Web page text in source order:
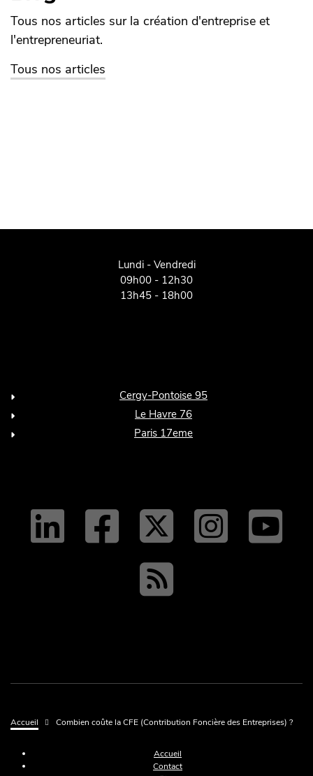
Tous nos articles sur la création d'entreprise et
l'entrepreneuriat.
Tous nos articles
Lundi - Vendredi
09h00 - 12h30
13h45 - 18h00
Cergy-Pontoise 95
Le Havre 76
Paris 17eme
linkedin
RSS
Fil d'Ariane
Accueil Combien coûte la CFE (Contribution Foncière des Entreprises) ?
Menu Pied de page
Accueil
Contact